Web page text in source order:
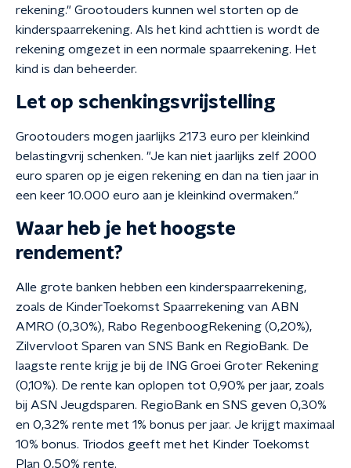
rekening." Grootouders kunnen wel storten op de
kinderspaarrekening. Als het kind achttien is wordt de
rekening omgezet in een normale spaarrekening. Het
kind is dan beheerder.
Let op schenkingsvrijstelling
Grootouders mogen jaarlijks 2173 euro per kleinkind
belastingvrij schenken. "Je kan niet jaarlijks zelf 2000
euro sparen op je eigen rekening en dan na tien jaar in
een keer 10.000 euro aan je kleinkind overmaken."
Waar heb je het hoogste
rendement?
Alle grote banken hebben een kinderspaarrekening,
zoals de KinderToekomst Spaarrekening van ABN
AMRO (0,30%), Rabo RegenboogRekening (0,20%),
Zilvervloot Sparen van SNS Bank en RegioBank. De
laagste rente krijg je bij de ING Groei Groter Rekening
(0,10%). De rente kan oplopen tot 0,90% per jaar, zoals
bij ASN Jeugdsparen. RegioBank en SNS geven 0,30%
en 0,32% rente met 1% bonus per jaar. Je krijgt maximaal
10% bonus. Triodos geeft met het Kinder Toekomst
Plan 0,50% rente.